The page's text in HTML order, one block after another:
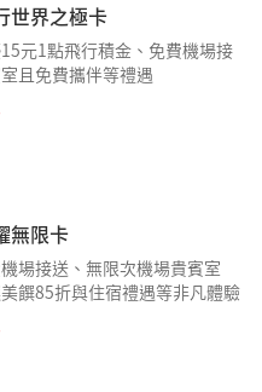
世界之極卡
元1點飛行積金、免費機場接
且免費攜伴等禮遇
無限卡
場接送、無限次機場貴賓室
饌85折與住宿禮遇等非凡體驗